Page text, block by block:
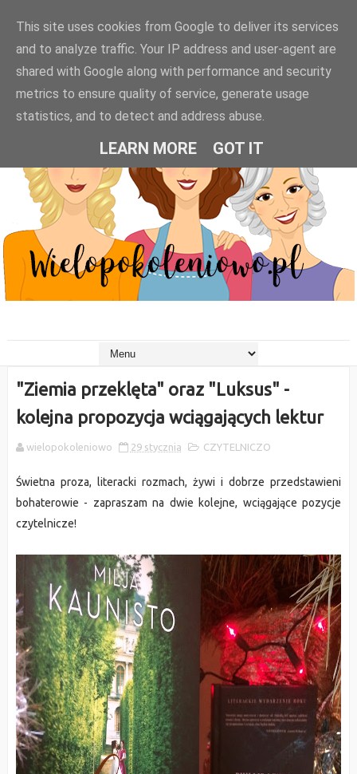
"Ziemia przeklęta" oraz "Luksus" -
kolejna propozycja wciągających lektur
wielopokoleniowo 29 stycznia CZYTELNICZO
Świetna proza, literacki rozmach, żywi i dobrze przedstawieni
bohaterowie - zapraszam na dwie kolejne, wciągające pozycje
czytelnicze!
This site uses cookies from Google to deliver its services
and to analyze traffic. Your IP address and user-agent are
shared with Google along with performance and security
metrics to ensure quality of service, generate usage
statistics, and to detect and address abuse.
LEARN MORE GOT IT